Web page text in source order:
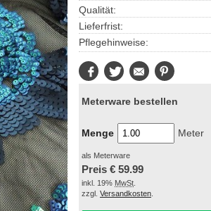
Qualität:
Lieferfrist:
Pflegehinweise:
FacebookTwitter E-
Mail
Meterware bestellen
Menge Meter
als Meterware
Preis € 59.99
inkl. 19% MwSt
zzgl. Versandkosten